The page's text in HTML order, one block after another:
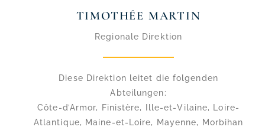
TIMOTHÉE MARTIN
Regionale Direktion
Diese Direktion leitet die folgenden
Abteilungen:
Côte-d’Armor, Finistère, Ille-et-Vilaine, Loire-
Atlantique, Maine-et-Loire, Mayenne, Morbihan